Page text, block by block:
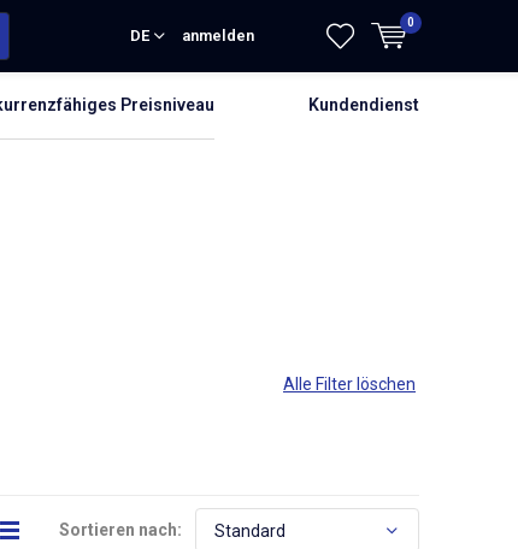
DE anmelden
0
Preisniveau Kundendienst
Alle Filter löschen
Sortieren nach: